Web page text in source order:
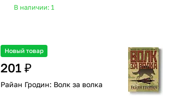
В наличии: 1
Новый товар
201 ₽
Райан Гродин: Волк за волка